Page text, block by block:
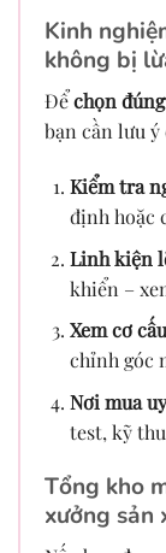
Kinh
không bị
Đểchọn
bạn cần lưu ý
Kiểm tra
định hoặc
Linh kiện
khiển –
Xem cơ
chỉnh góc
Nơi mua
test, kỹ
Tổng kho
xưởng sản